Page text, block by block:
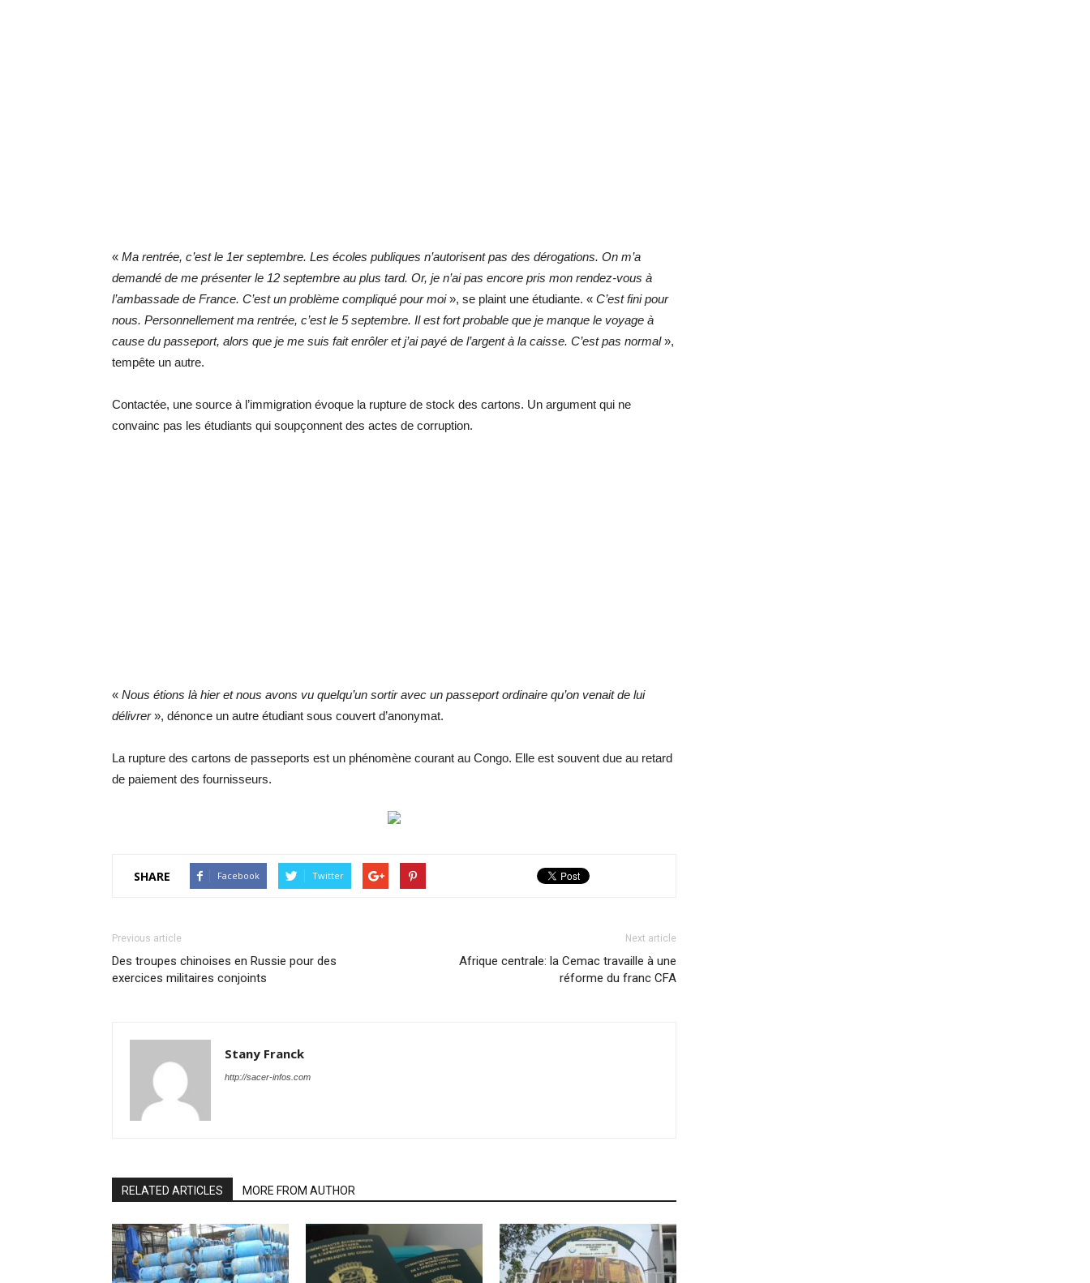
« Ma rentrée, c’est le 1er septembre. Les écoles publiques n’autorisent pas des dérogations. On m’a
demandé de me présenter le 12 septembre au plus tard. Or, je n’ai pas encore pris mon rendez-vous à
l’ambassade de France. C’est un problème compliqué pour moi», se plaint une étudiante. « C’est fini pour
nous. Personnellement ma rentrée, c’est le 5 septembre. Il est fort probable que je manque le voyage à
cause du passeport, alors que je me suis fait enrôler et j’ai payé de l’argent à la caisse. C’est pas normal»,
tempête un autre.
Contactée, une source à l’immigration évoque la rupture de stock des cartons. Un argument qui ne
convainc pas les étudiants qui soupçonnent des actes de corruption.
« Nous étions là hier et nous avons vu quelqu’un sortir avec un passeport ordinaire qu’on venait de lui
délivrer», dénonce un autre étudiant sous couvert d’anonymat.
La rupture des cartons de passeports est un phénomène courant au Congo. Elle est souvent due au retard
de paiement des fournisseurs.
SHARE Facebook Twitter
Previous article
Des troupes chinoises en Russie pour des
exercices militaires conjoints
Next article
Afrique centrale: la Cemac travaille à une
réforme du franc CFA
Stany Franck
http://sacer-infos.com
RELATED ARTICLES MORE FROM AUTHOR